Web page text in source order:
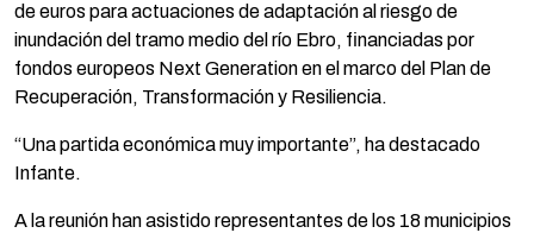
de euros para actuaciones de adaptación al riesgo de
inundación del tramo medio del río Ebro, financiadas por
fondos europeos Next Generation en el marco del Plan de
Recuperación, Transformación y Resiliencia.
“Una partida económica muy importante”, ha destacado
Infante.
A la reunión han asistido representantes de los 18 municipios